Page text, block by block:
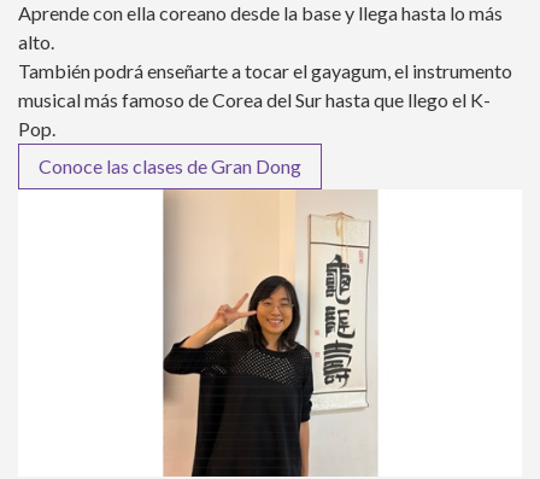
Aprende con ella coreano desde la base y llega hasta lo más
alto.
También podrá enseñarte a tocar el gayagum, el instrumento
musical más famoso de Corea del Sur hasta que llego el K-
Pop.
Conoce las clases de Gran Dong